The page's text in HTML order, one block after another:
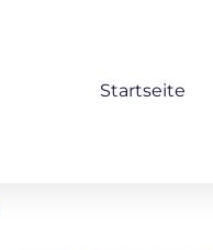
Startseite